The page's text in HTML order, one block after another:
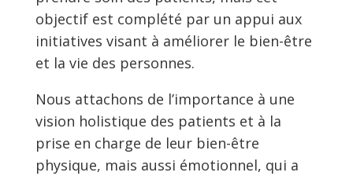
objectif est complété par un appui aux
initiatives visant à améliorer le bien-être
et la vie des personnes.
Nous attachons de l’importance à une
vision holistique des patients et à la
prise en charge de leur bien-être
physique, mais aussi émotionnel, qui a